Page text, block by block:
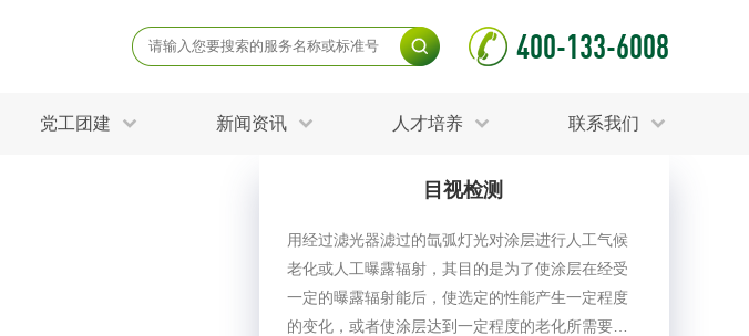
400-133-6008
党工团建 新闻资讯 人才培养 联系我们
土壤常规五项检测 土壤养分检测
更多
病毒杀灭试验
防护产品检测
食品接触材料检测
可靠性测试
光伏检测
目视检测
用经过滤光器滤过的氙弧灯光对涂层进行人工气候
老化或人工曝露辐射，其目的是为了使涂层在经受
一定的曝露辐射能后，使选定的性能产生一定程度
的变化，或者使涂层达到一定程度的老化所需要的